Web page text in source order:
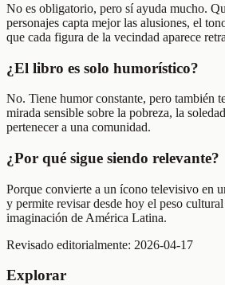
No es obligatorio, pero sí ayuda mucho.
personajes capta mejor las alusiones, el
que cada figura de la vecindad aparece
¿El libro es solo humorístico?
No. Tiene humor constante, pero también
mirada sensible sobre la pobreza, la
pertenecer a una comunidad.
¿Por qué sigue siendo relevante?
Porque convierte a un ícono televisivo en
y permite revisar desde hoy el peso
imaginación de América Latina.
Revisado editorialmente: 2026-04-17
Explorar